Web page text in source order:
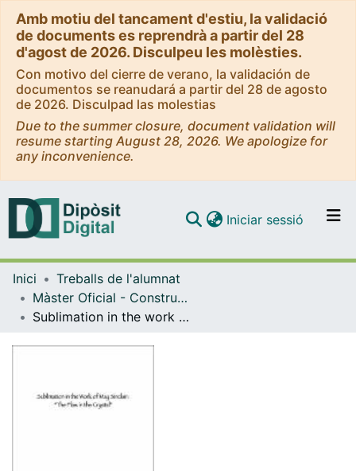
Amb motiu del tancament d'estiu, la validació
de documents es reprendrà a partir del 28
d'agost de 2026. Disculpeu les molèsties.
Con motivo del cierre de verano, la validación de
documentos se reanudará a partir del 28 de agosto
de 2026. Disculpad las molestias
Due to the summer closure, document validation will
resume starting August 28, 2026. We apologize for
any inconvenience.
Navega per tot el DD
Com publicar
Iniciar sessió (current)
Inici
Treballs de l'alumnat
Màster Oficial - Construcció i Representació d'Identitats Culturals (CRIC)
Sublimation in the work of May Sinclair: "The Flaw in the crystal"